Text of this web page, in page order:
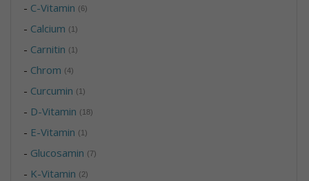
- C-Vitamin (6)
- Calcium (1)
- Carnitin (1)
- Chrom (4)
- Curcumin (1)
- D-Vitamin (18)
- E-Vitamin (1)
- Glucosamin (7)
- K-Vitamin (2)